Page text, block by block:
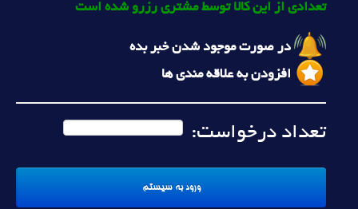
تعدادی از این کالا توسط مشتری رزرو شده است
در صورت موجود شدن خبر بده
افزودن به علاقه مندی ها
تعداد درخواست: